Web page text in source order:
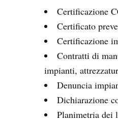
Certificazione
Certificato
Certificazione
Contratti di
impianti,
Denuncia
Dichiarazione
Planimetria dei